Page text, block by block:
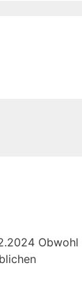
Obwohl